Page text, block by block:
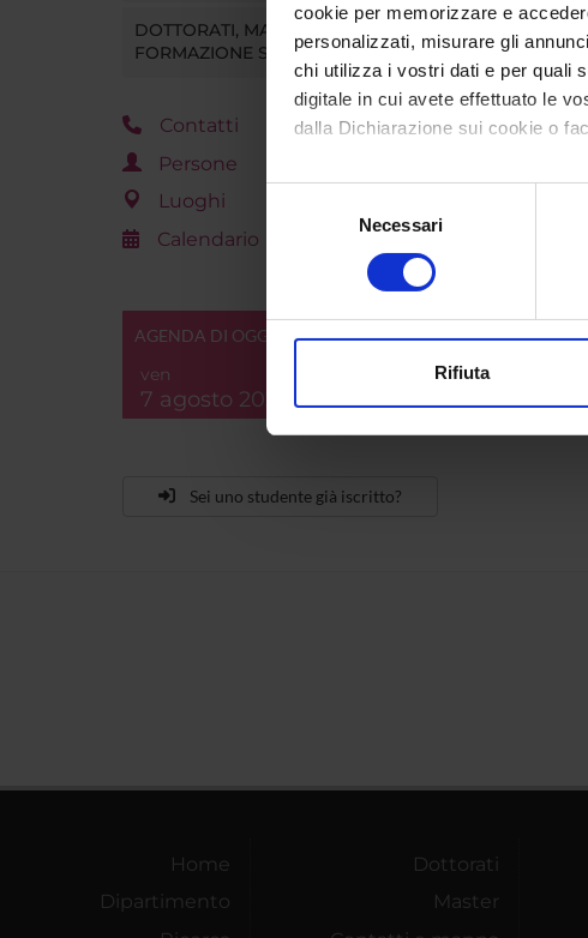
cookie per memorizzare e
personalizzati, misurare gli
chi utilizza i vostri dati e per quali
digitale in cui avete effettuato le
dalla Dichiarazione sui cookie o
Con il tuo consenso, vorremmo
raccogliere informazioni
digitali).
modificare o ritirare il tuo
Necessari
Rifiuta
DOTTORATI, MASTER E
FORMAZIONE SUPERIORE
Contatti
Persone
Luoghi
Calendario
AGENDA DI OGGI
ven
7 agosto 2026
Sei uno studente già iscritto?
Home
Dipartimento
Dottorati
Master